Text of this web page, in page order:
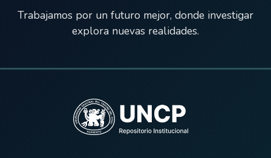
Trabajamos por un futuro mejor, donde investigar
explora nuevas realidades.